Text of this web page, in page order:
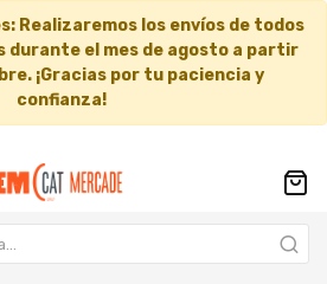
Realizaremos los envíos de todos
durante el mes de agosto a partir
. ¡Gracias por tu paciencia y
confianza!